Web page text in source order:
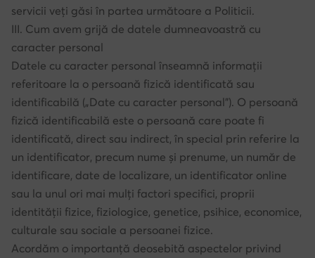
servicii veți găsi în partea următoare a Politicii.
III. Cum avem grijă de datele dumneavoastră cu
caracter personal
Datele cu caracter personal înseamnă informații
referitoare la o persoană fizică identificată sau
identificabilă („Date cu caracter personal”). O persoană
fizică identificabilă este o persoană care poate fi
identificată, direct sau indirect, în special prin referire la
un identificator, precum nume și prenume, un număr de
identificare, date de localizare, un identificator online
sau la unul ori mai mulți factori specifici, proprii
identității fizice, fiziologice, genetice, psihice, economice,
culturale sau sociale a persoanei fizice.
Acordăm o importanță deosebită aspectelor privind